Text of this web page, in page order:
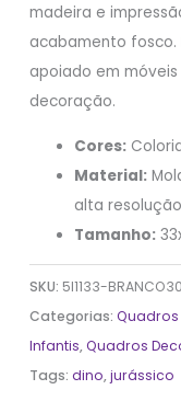
madeira e
acabamento fosco.
apoiado em
decoração.
Cores:
Material:
alta resolução
Tamanho:
SKU: 5I1133-
Categorias:
Infantis,Quadros
Tags:dino,jurássico